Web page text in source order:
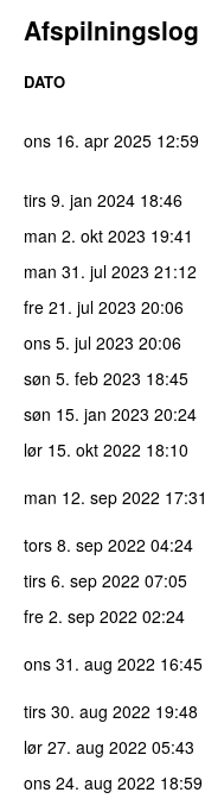
Afspilningslog
DATO
ons 16. apr 2025 12:59
tirs 9. jan 2024 18:46
man 2. okt 2023 19:41
man 31. jul 2023 21:12
fre 21. jul 2023 20:06
ons 5. jul 2023 20:06
søn 5. feb 2023 18:45
søn 15. jan 2023 20:24
lør 15. okt 2022 18:10
man 12. sep 2022 17:31
tors 8. sep 2022 04:24
tirs 6. sep 2022 07:05
fre 2. sep 2022 02:24
ons 31. aug 2022 16:45
tirs 30. aug 2022 19:48
lør 27. aug 2022 05:43
ons 24. aug 2022 18:59